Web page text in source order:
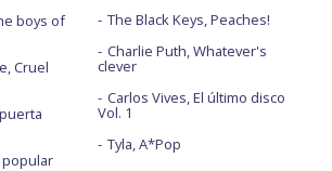
boys of
Cruel
popular
The Black Keys, Peaches!
Charlie Puth, Whatever's
clever
Carlos Vives, El último disco
Vol. 1
Tyla, A*Pop